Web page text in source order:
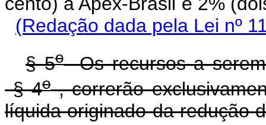
(Redação dada pela Lei nº
§ 5oOs recursos a serem
§ 4o, correrão
líquida originado da redução